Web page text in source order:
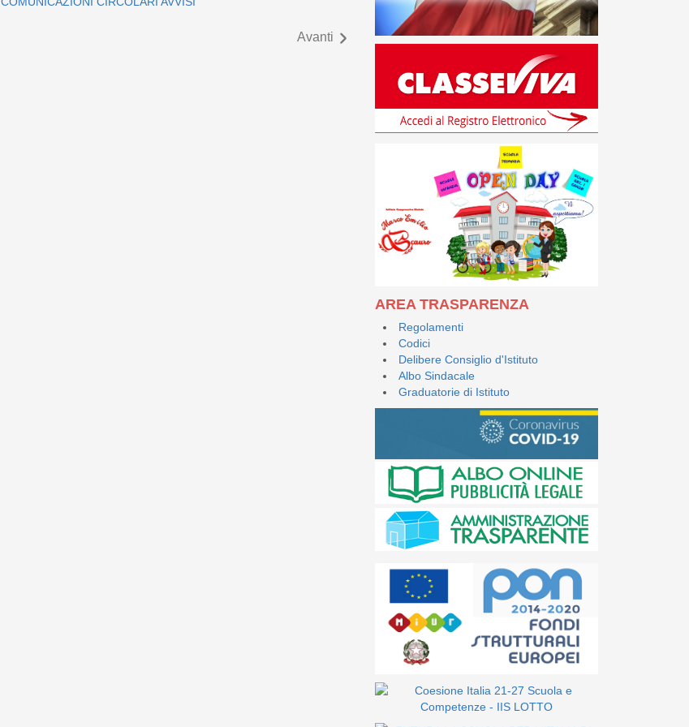
Avanti
AREA TRASPARENZA
Regolamenti
Codici
Delibere Consiglio d'Istituto
Albo Sindacale
Graduatorie di Istituto